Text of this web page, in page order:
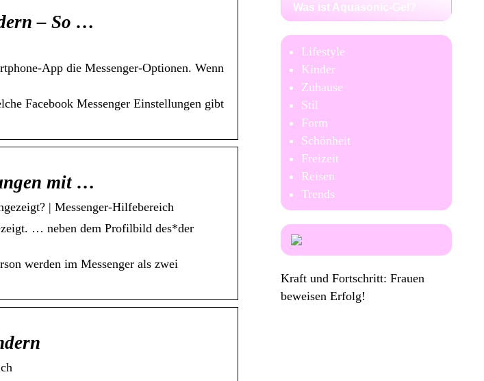
– So …
App die Messenger-Optionen. Wenn
Facebook Messenger Einstellungen gibt
mit …
| Messenger-Hilfebereich
… neben dem Profilbild des*der
werden im Messenger als zwei
Was ist Aquasonic-Gel?
Lifestyle
Kinder
Zuhause
Stil
Form
Schönheit
Freizeit
Reisen
Trends
Kraft und Fortschritt: Frauen
beweisen Erfolg!